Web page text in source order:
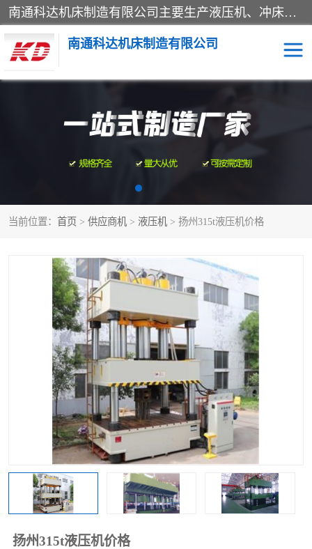
南通科达机床制造有限公司主要生产液压机、冲床、压力机等产品；本公司采用现代化企业的管理方法进行管理，立足于产品的质量管理，以优秀的品质、新颖的设计、合理的价格、完善的服务赢得广大客户的充分信赖和良好的口碑。领导层将运用科学管理方法及长期积累下来的经验和广泛领域吸取来新的技术不断调整产品结构，为市场提供精良的各类机械设备。企业将坚持与国内外各界朋友，真诚合作，共创辉煌。
南通科达机床制造有限公司
当前位置： 首页 > 供应商机 > 液压机 > 扬州315t液压机价格
扬州315t液压机价格
四柱液压机 液压机
卷板机